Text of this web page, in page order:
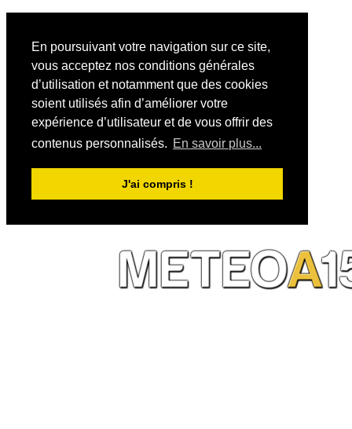
En poursuivant votre navigation sur ce site,
vous acceptez nos conditions générales
d’utilisation et notamment que des cookies
soient utilisés afin d’améliorer votre
expérience d’utilisateur et de vous offrir des
contenus personnalisés. En savoir plus...
J'ai compris !